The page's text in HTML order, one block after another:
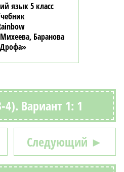
язык 5 класс
Баранова
4). Вариант 1: 1
Следующий ►